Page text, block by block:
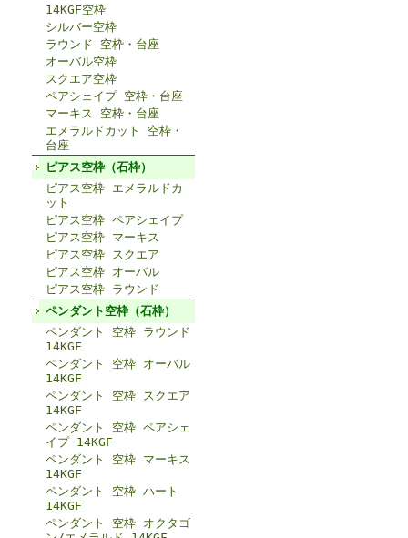
14KGF空枠
シルバー空枠
ラウンド 空枠・台座
オーバル空枠
スクエア空枠
ペアシェイプ 空枠・台座
マーキス 空枠・台座
エメラルドカット 空枠・
台座
ピアス空枠（石枠）
ピアス空枠 エメラルドカ
ット
ピアス空枠 ペアシェイプ
ピアス空枠 マーキス
ピアス空枠 スクエア
ピアス空枠 オーバル
ピアス空枠 ラウンド
ペンダント空枠（石枠）
ペンダント 空枠 ラウンド
14KGF
ペンダント 空枠 オーバル
14KGF
ペンダント 空枠 スクエア
14KGF
ペンダント 空枠 ペアシェ
イプ 14KGF
ペンダント 空枠 マーキス
14KGF
ペンダント 空枠 ハート
14KGF
ペンダント 空枠 オクタゴ